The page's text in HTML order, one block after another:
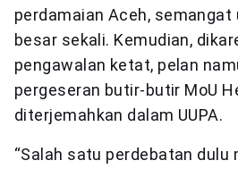
perdamaian Aceh,
besar sekali. Kemudian,
pengawalan ketat, pelan
pergeseran butir-butir MoU
diterjemahkan dalam UUPA.
“Salah satu perdebatan dulu